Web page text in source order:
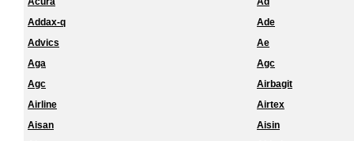
Addax-q
Ade
Advics
Ae
Aga
Agc
Agc
Airbagit
Airline
Airtex
Aisan
Aisin